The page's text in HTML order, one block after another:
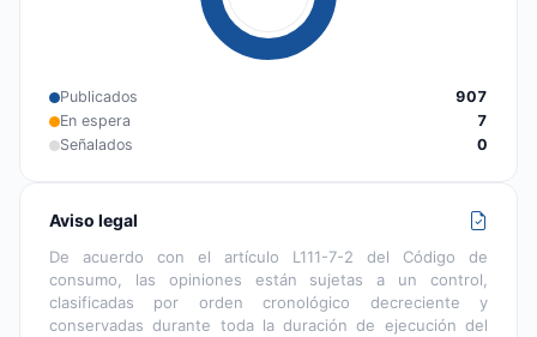
Publicados
907
En espera
7
Señalados
0
Aviso legal
De acuerdo con el artículo L111-7-2 del Código de
consumo, las opiniones están sujetas a un control,
clasificadas por orden cronológico decreciente y
conservadas durante toda la duración de ejecución del